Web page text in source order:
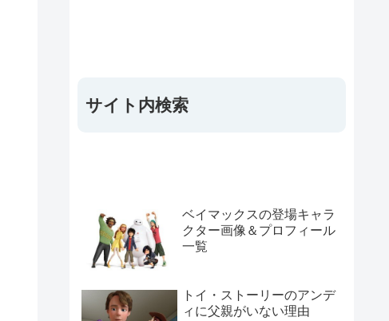
サイト内検索
ベイマックスの登場キャラ
クター画像＆プロフィール
一覧
トイ・ストーリーのアンデ
ィに父親がいない理由